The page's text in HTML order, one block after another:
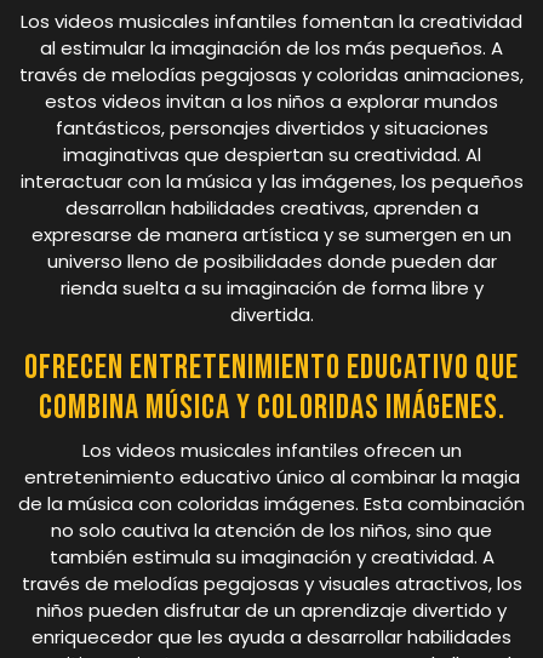
Los videos musicales infantiles fomentan la creatividad
al estimular la imaginación de los más pequeños. A
través de melodías pegajosas y coloridas animaciones,
estos videos invitan a los niños a explorar mundos
fantásticos, personajes divertidos y situaciones
imaginativas que despiertan su creatividad. Al
interactuar con la música y las imágenes, los pequeños
desarrollan habilidades creativas, aprenden a
expresarse de manera artística y se sumergen en un
universo lleno de posibilidades donde pueden dar
rienda suelta a su imaginación de forma libre y
divertida.
Ofrecen entretenimiento educativo que
combina música y coloridas imágenes.
Los videos musicales infantiles ofrecen un
entretenimiento educativo único al combinar la magia
de la música con coloridas imágenes. Esta combinación
no solo cautiva la atención de los niños, sino que
también estimula su imaginación y creatividad. A
través de melodías pegajosas y visuales atractivos, los
niños pueden disfrutar de un aprendizaje divertido y
enriquecedor que les ayuda a desarrollar habilidades